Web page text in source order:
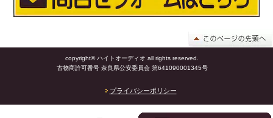
copyright© ハイトオーディオ all rights reserved.
古物商許可番号 奈良県公安委員会 第641090001345号
プライバシーポリシー